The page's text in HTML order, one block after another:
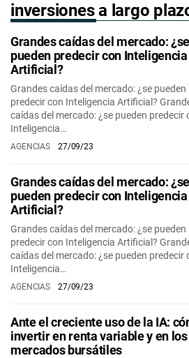
inversiones a largo
Grandes caídas del mercado: ¿se
pueden predecir con Inteligencia
Artificial?
Grandes caídas del mercado: ¿se pueden
predecir con Inteligencia Artificial?
caídas del mercado: ¿se pueden predecir
Inteligencia…
AGENCIAS 27/09/23
Grandes caídas del mercado: ¿se
pueden predecir con Inteligencia
Artificial?
Grandes caídas del mercado: ¿se pueden
predecir con Inteligencia Artificial?
caídas del mercado: ¿se pueden predecir
Inteligencia…
AGENCIAS 27/09/23
Ante el creciente uso de la IA:
invertir en renta variable y en los
mercados bursátiles